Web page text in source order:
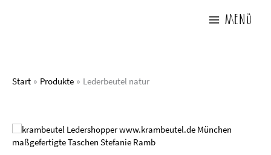
Menü
Start Produkte Lederbeutel natur